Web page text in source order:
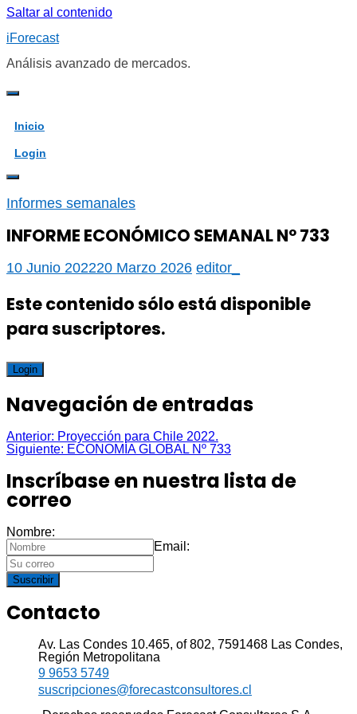
Saltar al contenido
iForecast
Análisis avanzado de mercados.
Inicio
Login
Informes semanales
INFORME ECONÓMICO SEMANAL Nº 733
10 Junio 202220 Marzo 2026 editor_
Este contenido sólo está disponible
para suscriptores.
Login
Navegación de entradas
Anterior: Proyección para Chile 2022.
Siguiente: ECONOMÍA GLOBAL Nº 733
Inscríbase en nuestra lista de
correo
Nombre:
Email:
Suscribir
Contacto
Av. Las Condes 10.465, of 802, 7591468 Las Condes,
Región Metropolitana
9 9653 5749
suscripciones@forecastconsultores.cl